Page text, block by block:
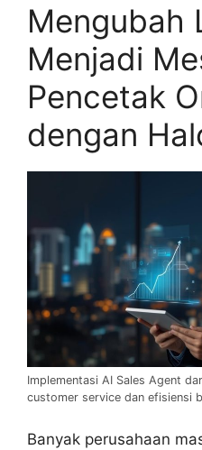
Mengubah
Menjadi
Pencetak
dengan
Implementasi AI Sales Agent
customer service dan efisiensi
Banyak perusahaan